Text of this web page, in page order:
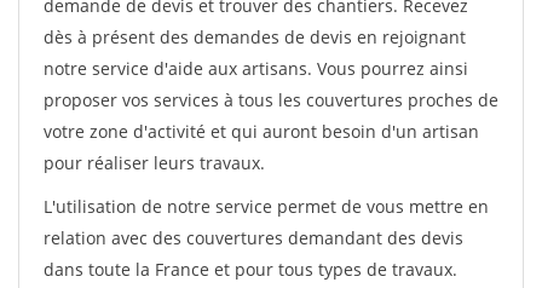
demande de devis et trouver des chantiers. Recevez
dès à présent des demandes de devis en rejoignant
notre service d'aide aux artisans. Vous pourrez ainsi
proposer vos services à tous les couvertures proches de
votre zone d'activité et qui auront besoin d'un artisan
pour réaliser leurs travaux.
L'utilisation de notre service permet de vous mettre en
relation avec des couvertures demandant des devis
dans toute la France et pour tous types de travaux.